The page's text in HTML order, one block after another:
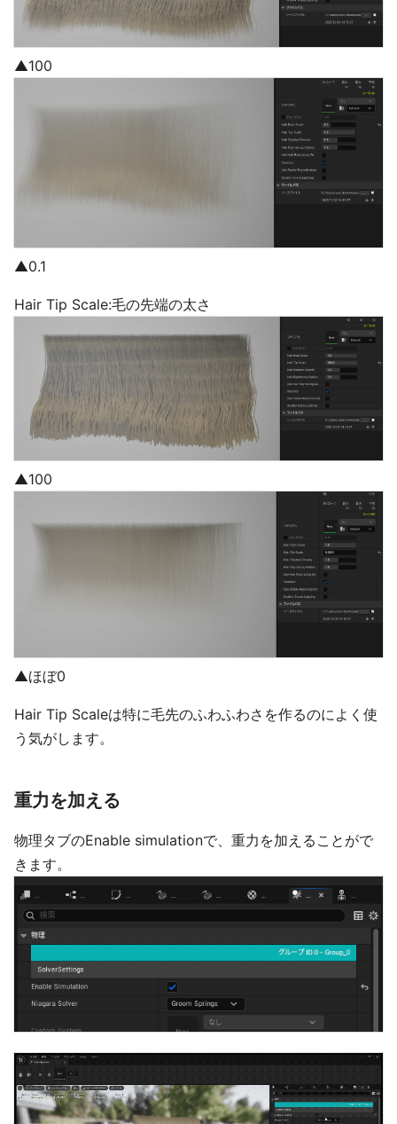
▲100
▲0.1
Hair Tip Scale:毛の先端の太さ
▲100
▲ほぼ0
Hair Tip Scaleは特に毛先のふわふわさを作るのによく使
う気がします。
重力を加える
物理タブのEnable simulationで、重力を加えることがで
きます。